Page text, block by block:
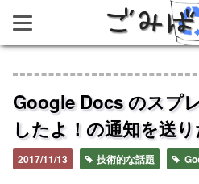
Google Docs のスプ
したよ！の通知を送
2017/11/13 技術的な話題
ごみば